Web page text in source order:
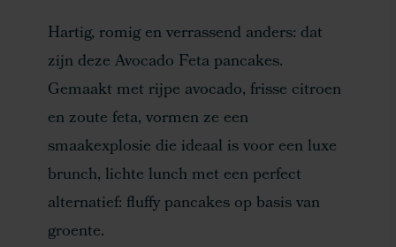
Hartig, romig en verrassend anders: dat
zijn deze Avocado Feta pancakes.
Gemaakt met rijpe avocado, frisse citroen
en zoute feta, vormen ze een
smaakexplosie die ideaal is voor een luxe
brunch, lichte lunch met een perfect
alternatief: fluffy pancakes op basis van
groente.